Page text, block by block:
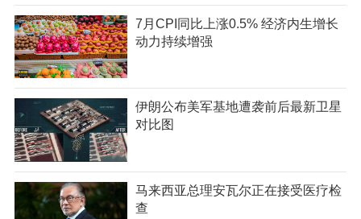
7月CPI同比上涨0.5% 经济内生增长
动力持续增强
伊朗公布美军基地遭袭前后最新卫星
对比图
马来西亚总理安瓦尔正在接受医疗检
查